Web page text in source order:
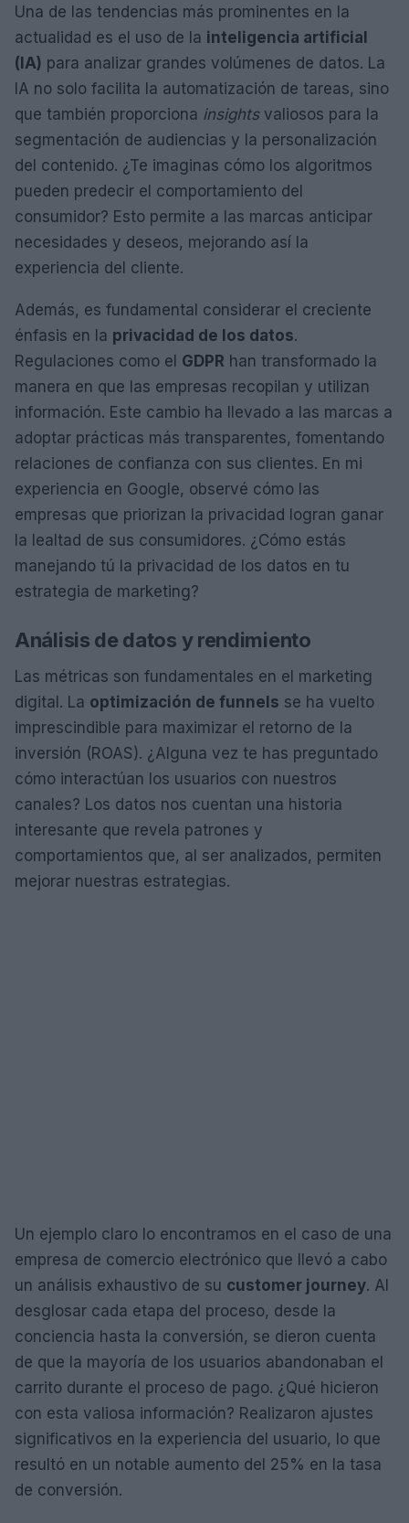
Una de las tendencias más prominentes en la
actualidad es el uso de la inteligencia artificial
(IA) para analizar grandes volúmenes de datos. La
IA no solo facilita la automatización de tareas, sino
que también proporciona insightsvaliosos para la
segmentación de audiencias y la personalización
del contenido. ¿Te imaginas cómo los algoritmos
pueden predecir el comportamiento del
consumidor? Esto permite a las marcas anticipar
necesidades y deseos, mejorando así la
experiencia del cliente.
Además, es fundamental considerar el creciente
énfasis en la privacidad de los datos.
Regulaciones como el GDPR han transformado la
manera en que las empresas recopilan y utilizan
información. Este cambio ha llevado a las marcas a
adoptar prácticas más transparentes, fomentando
relaciones de confianza con sus clientes. En mi
experiencia en Google, observé cómo las
empresas que priorizan la privacidad logran ganar
la lealtad de sus consumidores. ¿Cómo estás
manejando tú la privacidad de los datos en tu
estrategia de marketing?
Análisis de datos y rendimiento
Las métricas son fundamentales en el marketing
digital. La optimización de funnels se ha vuelto
imprescindible para maximizar el retorno de la
inversión (ROAS). ¿Alguna vez te has preguntado
cómo interactúan los usuarios con nuestros
canales? Los datos nos cuentan una historia
interesante que revela patrones y
comportamientos que, al ser analizados, permiten
mejorar nuestras estrategias.
Un ejemplo claro lo encontramos en el caso de una
empresa de comercio electrónico que llevó a cabo
un análisis exhaustivo de su customer journey. Al
desglosar cada etapa del proceso, desde la
conciencia hasta la conversión, se dieron cuenta
de que la mayoría de los usuarios abandonaban el
carrito durante el proceso de pago. ¿Qué hicieron
con esta valiosa información? Realizaron ajustes
significativos en la experiencia del usuario, lo que
resultó en un notable aumento del 25% en la tasa
de conversión.